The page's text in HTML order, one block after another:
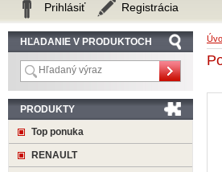
HĽADANIE V PRODUKTOCH
PRODUKTY
Top ponuka
RENAULT
Prihlásiť Registrácia